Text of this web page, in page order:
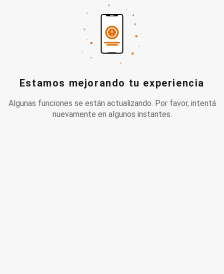
Estamos mejorando tu experiencia
Algunas funciones se están actualizando. Por favor, intentá
nuevamente en algunos instantes.